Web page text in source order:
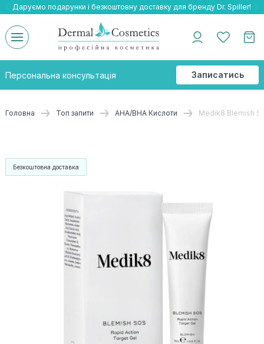
Даруємо безкоштовну доставку та подарнки до бренду Braderm!
-25% на весь бренд HOLY LAND!
Даруємо подарунки і безкоштовну доставку для бренду Dr. Spiller!
Персональна консультація
Записатись
на
Головна Топ запити АНА/ВНА Кислоти Medik8 Blemish
Безкоштовна доставка